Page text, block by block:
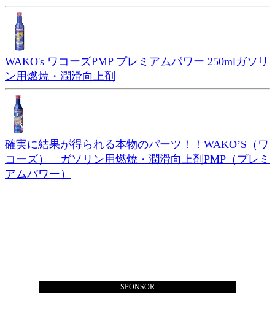
WAKO's ワコーズPMP プレミアムパワー 250mlガソリ
ン用燃焼・潤滑向上剤
確実に結果が得られる本物のパーツ！！WAKO’S（ワ
コーズ） ガソリン用燃焼・潤滑向上剤PMP（プレミ
アムパワー）
SPONSOR